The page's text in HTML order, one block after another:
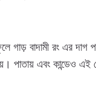
গাড় বাদামী রং এর
পাতায় এবং কান্ডেও